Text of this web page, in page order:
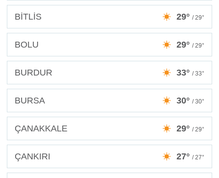
BİTLİS 29° / 29°
BOLU 29° / 29°
BURDUR 33° / 33°
BURSA 30° / 30°
ÇANAKKALE 29° / 29°
ÇANKIRI 27° / 27°